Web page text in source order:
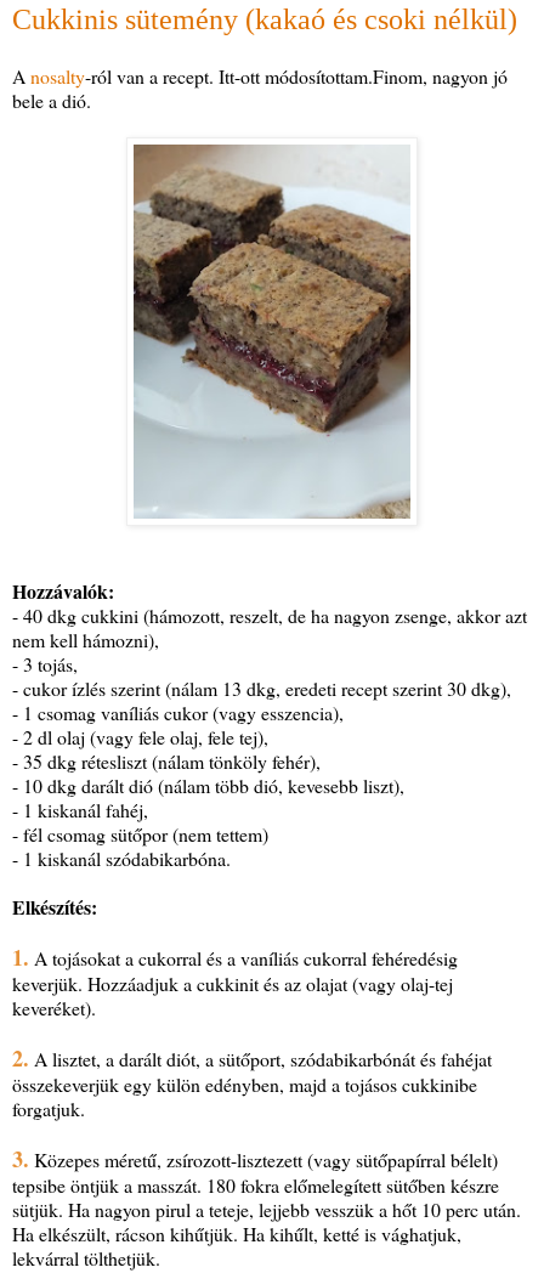
Cukkinis sütemény (kakaó és csoki nélkül)
Anosalty-ról van a recept. Itt-ott módosítottam.Finom, nagyon jó
bele a dió.
Hozzávalók:
- 40 dkg cukkini (hámozott, reszelt, de ha nagyon zsenge, akkor azt
nem kell hámozni),
- 3 tojás,
- cukor ízlés szerint (nálam 13 dkg, eredeti recept szerint 30 dkg),
- 1 csomag vaníliás cukor (vagy esszencia),
- 2 dl olaj (vagy fele olaj, fele tej),
- 35 dkg rétesliszt (nálam tönköly fehér),
- 10 dkg darált dió (nálam több dió, kevesebb liszt),
- 1 kiskanál fahéj,
- fél csomag sütőpor (nem tettem)
- 1 kiskanál szódabikarbóna.
Elkészítés:
1. A tojásokat a cukorral és a vaníliás cukorral fehéredésig
keverjük. Hozzáadjuk a cukkinit és az olajat (vagy olaj-tej
keveréket).
2. A lisztet, a darált diót, a sütőport, szódabikarbónát és fahéjat
összekeverjük egy külön edényben, majd a tojásos cukkinibe
forgatjuk.
3. Közepes méretű, zsírozott-lisztezett (vagy sütőpapírral bélelt)
tepsibe öntjük a masszát. 180 fokra előmelegített sütőben készre
sütjük. Ha nagyon pirul a teteje, lejjebb vesszük a hőt 10 perc után.
Ha elkészült, rácson kihűtjük. Ha kihűlt, ketté is vághatjuk,
lekvárral tölthetjük.